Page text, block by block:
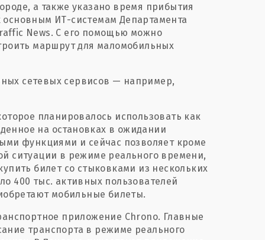
а также указано время прибытия
ИТ-системам Департамента
News. С его помощью можно
маршрут для маломобильных
сетевых сервисов — например,
планировалось использовать как
на остановках в ожидании
функциями и сейчас позволяет кроме
ситуации в режиме реального времени,
билет со стыковками из нескольких
400 тыс. активных пользователей
мобильные билеты.
приложение Chrono. Главные
транспорта в режиме реального